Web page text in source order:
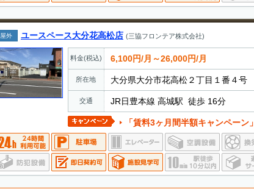
屋外 ユースペース大分花高松店 (三協フロンテア株式会社)
料金(税込) 6,100円/月～26,000円/月
所在地 大分県大分市花高松２丁目１番４号
交通 JR日豊本線 高城駅 徒歩 16分
「賃料3ヶ月間半額キャンペーン」実施中 ・期間中